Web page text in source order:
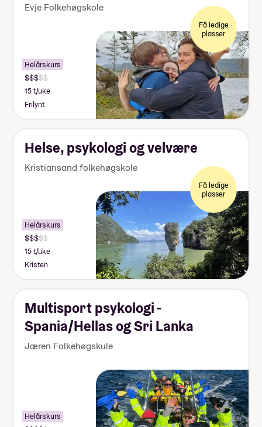
Evje Folkehøgskole
Få ledige
plasser
Helårskurs
15 t/uke
Frilynt
Helse, psykologi og velvære
Kristiansand folkehøgskole
Få ledige
plasser
Helårskurs
15 t/uke
Kristen
Multisport psykologi -
Spania/Hellas og Sri Lanka
Jæren Folkehøgskule
Helårskurs